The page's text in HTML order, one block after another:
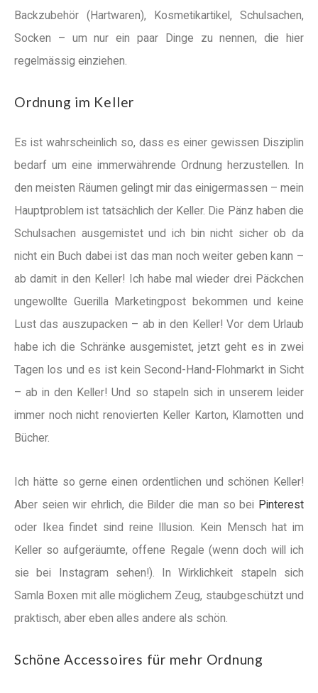
Backzubehör (Hartwaren), Kosmetikartikel, Schulsachen,
Socken – um nur ein paar Dinge zu nennen, die hier
regelmässig einziehen.
Ordnung im Keller
Es ist wahrscheinlich so, dass es einer gewissen Disziplin
bedarf um eine immerwährende Ordnung herzustellen. In
den meisten Räumen gelingt mir das einigermassen – mein
Hauptproblem ist tatsächlich der Keller. Die Pänz haben die
Schulsachen ausgemistet und ich bin nicht sicher ob da
nicht ein Buch dabei ist das man noch weiter geben kann –
ab damit in den Keller! Ich habe mal wieder drei Päckchen
ungewollte Guerilla Marketingpost bekommen und keine
Lust das auszupacken – ab in den Keller! Vor dem Urlaub
habe ich die Schränke ausgemistet, jetzt geht es in zwei
Tagen los und es ist kein Second-Hand-Flohmarkt in Sicht
– ab in den Keller! Und so stapeln sich in unserem leider
immer noch nicht renovierten Keller Karton, Klamotten und
Bücher.
Ich hätte so gerne einen ordentlichen und schönen Keller!
Aber seien wir ehrlich, die Bilder die man so bei Pinterest
oder Ikea findet sind reine Illusion. Kein Mensch hat im
Keller so aufgeräumte, offene Regale (wenn doch will ich
sie bei Instagram sehen!). In Wirklichkeit stapeln sich
Samla Boxen mit alle möglichem Zeug, staubgeschützt und
praktisch, aber eben alles andere als schön.
Schöne Accessoires für mehr Ordnung